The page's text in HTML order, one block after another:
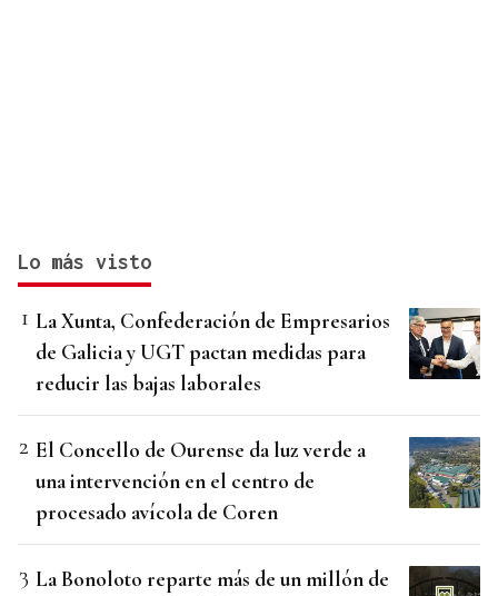
Lo más visto
La Xunta, Confederación de Empresarios
de Galicia y UGT pactan medidas para
reducir las bajas laborales
El Concello de Ourense da luz verde a
una intervención en el centro de
procesado avícola de Coren
La Bonoloto reparte más de un millón de